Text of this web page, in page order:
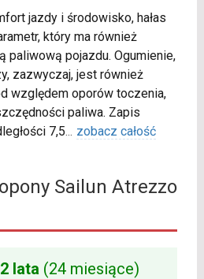
jazdy i środowisko, hałas
który ma również
paliwową pojazdu. Ogumienie,
zazwyczaj, jest również
względem oporów toczenia,
paliwa. Zapis
7,5... zobacz całość
Sailun Atrezzo
2 lata (24 miesiące)